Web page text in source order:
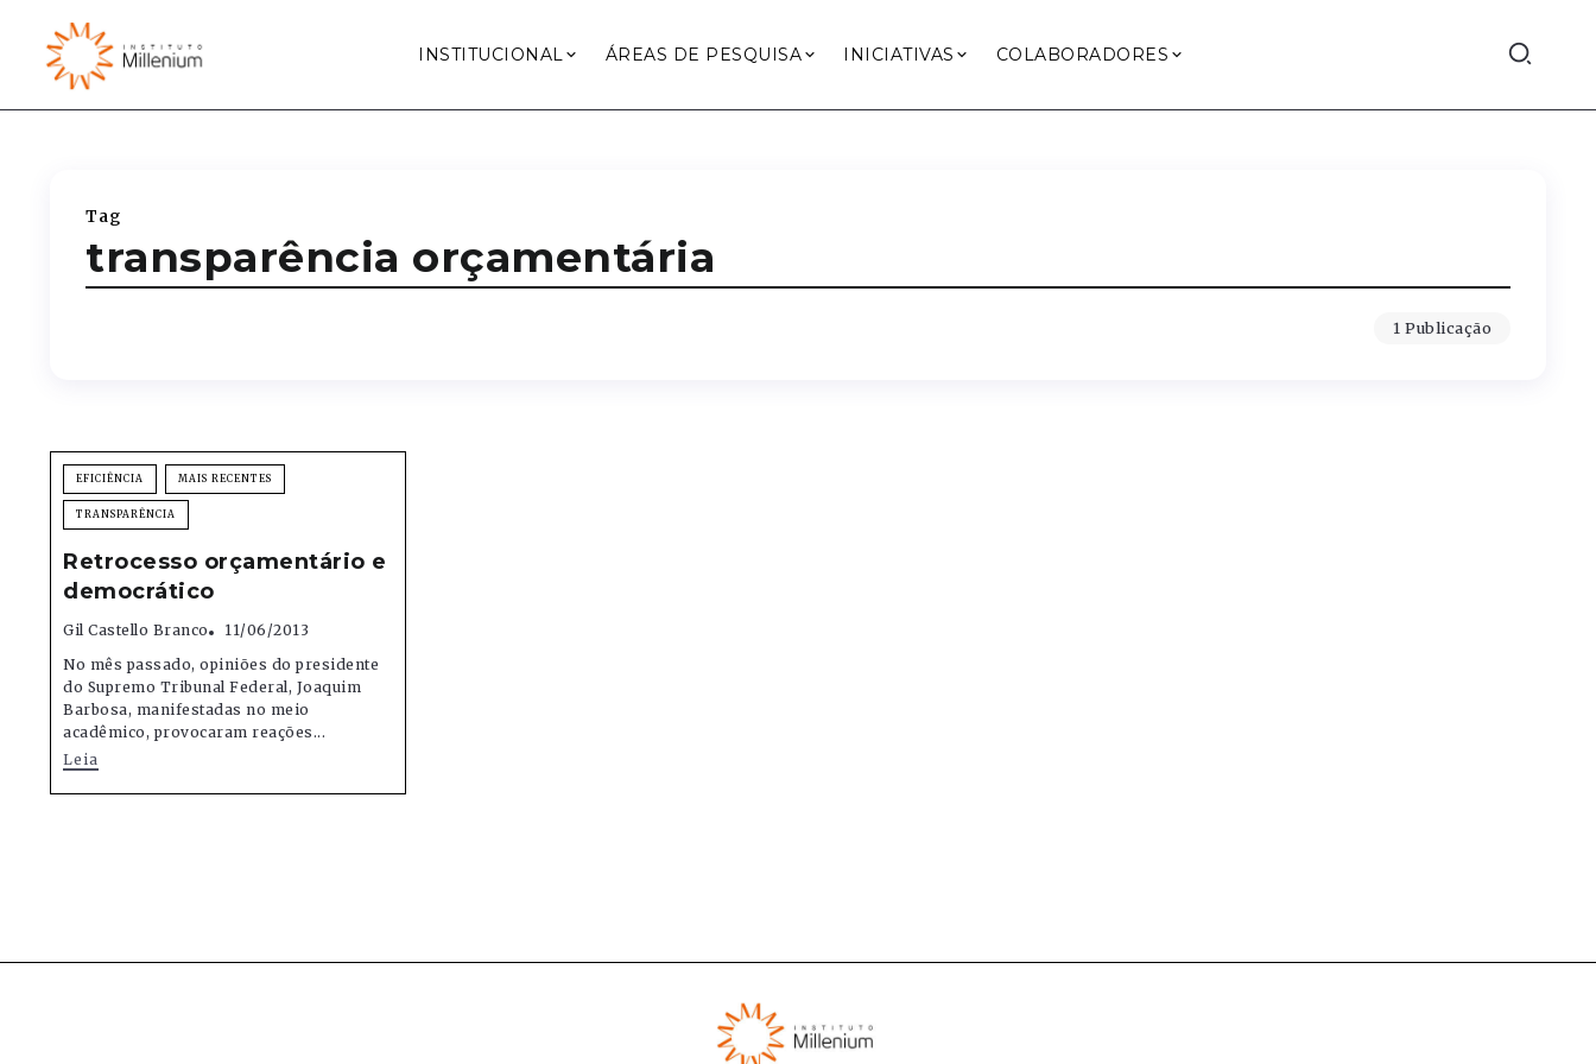
INSTITUCIONAL ÁREAS DE PESQUISA INICIATIVAS COLABORADORES
Tag
transparência orçamentária
1 Publicação
EFICIÊNCIA MAIS RECENTES
TRANSPARÊNCIA
Retrocesso orçamentário e
democrático
Gil Castello Branco
11/06/2013
No mês passado, opiniões do presidente
do Supremo Tribunal Federal, Joaquim
Barbosa, manifestadas no meio
acadêmico, provocaram reações...
Leia